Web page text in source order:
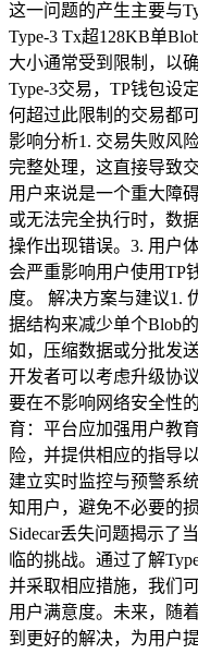
这一问题的产生主要与
Type-3 Tx超128KB单
大小通常受到限制，以
Type-3交易，TP钱包设
何超过此限制的交易都
影响分析1. 交易失败风
完整处理，这直接导致
用户来说是一个重大障
或无法完全执行时，数
操作出现错误。3. 用户
会严重影响用户使用TP
度。 解决方案与建议1.
据结构来减少单个Blob
如，压缩数据或分批发
开发者可以考虑升级协
要在不影响网络安全性
育：平台应加强用户教
险，并提供相应的指导
建立实时监控与预警系
知用户，避免不必要的
Sidecar丢失问题揭示了
临的挑战。通过了解
并采取相应措施，我们
用户满意度。未来，随
到更好的解决，为用户